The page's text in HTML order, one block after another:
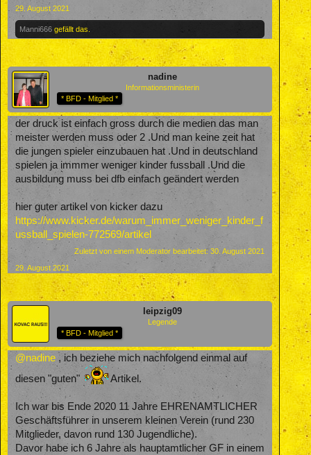
29. August 2021
Manni666 gefällt das.
nadine
Informationsministerin
* BFD - Mitglied *
der druck ist einfach gross durch die medien das man
meister werden muss oder 2 .Und man keine zeit hat
die jungen spieler einzubauen hat .Und in deutschland
spielen ja immmer weniger kinder fussball .Und die
ausbildung muss bei dfb einfach geändert werden
hier guter artikel von kicker dazu
https://www.kicker.de/warum_immer_weniger_kinder_f
ussball_spielen-772569/artikel
Zuletzt von einem Moderator bearbeitet:30. August 2021
29. August 2021
leipzig09
Legende
* BFD - Mitglied *
@nadine , ich beziehe mich nachfolgend einmal auf
diesen "guten"
Artikel.
Ich war bis Ende 2020 11 Jahre EHRENAMTLICHER
Geschäftsführer in unserem kleinen Verein (rund 230
Mitglieder, davon rund 130 Jugendliche).
Davor habe ich 6 Jahre als hauptamtlicher GF in einem